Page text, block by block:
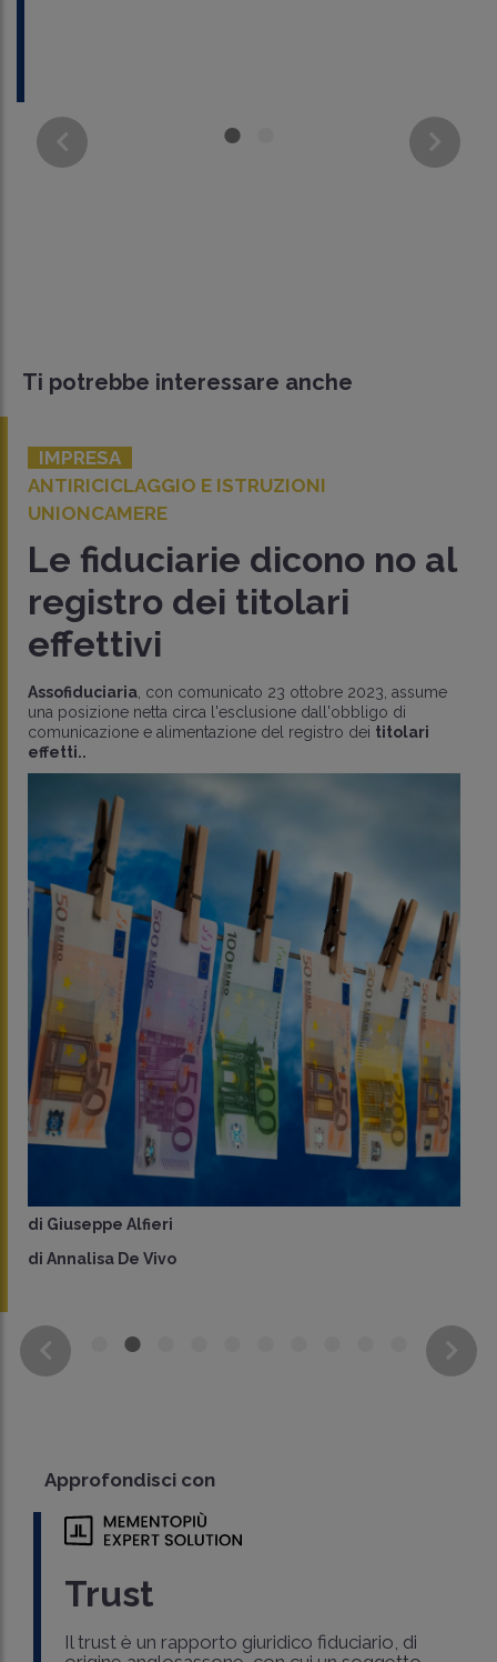
Ti potrebbe interessare anche
IMPRESA
ANTIRICICLAGGIO E ISTRUZIONI
UNIONCAMERE
Le fiduciarie dicono no al
registro dei titolari
effettivi
Assofiduciaria , con comunicato 23 ottobre 2023, assume
una posizione netta circa l'esclusione dall'obbligo di
comunicazione e alimentazione del registro dei titolari
effetti..
di Giuseppe Alfieri
di Annalisa De Vivo
Approfondisci con
Trust
Il trust è un rapporto giuridico fiduciario, di